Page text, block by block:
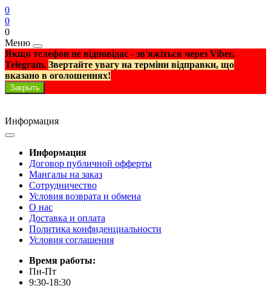
0
0
0
Меню
Якщо телефон не відповідає - зв'яжіться через Viber,
Telegram. Звертайте увагу на терміни відправки, що
вказано в оголошеннях!
Закрыть
Информация
Информация
Договор публичной офферты
Мангалы на заказ
Сотрудничество
Условия возврата и обмена
О нас
Доставка и оплата
Политика конфиденциальности
Условия соглашения
Время работы:
Пн-Пт
9:30-18:30